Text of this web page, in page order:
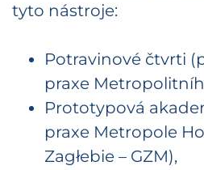
tyto nástroje:
Potravinové čtvrti
praxe
Prototypová
praxe Metropole
Zagłebie – GZM),